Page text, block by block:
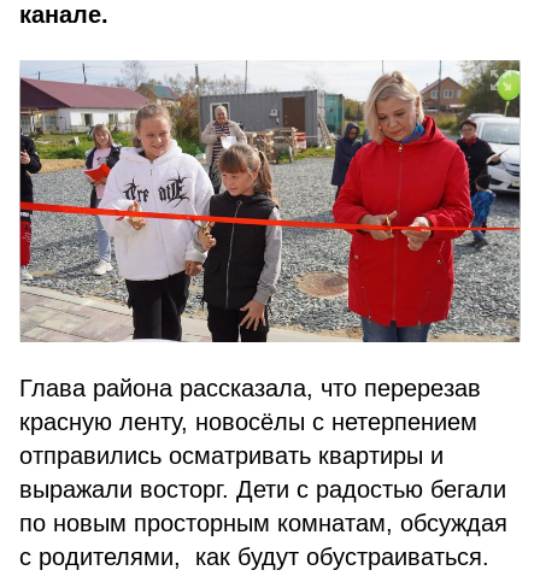
канале.
Глава района рассказала, что перерезав
красную ленту, новосёлы с нетерпением
отправились осматривать квартиры и
выражали восторг. Дети с радостью бегали
по новым просторным комнатам, обсуждая
с родителями, как будут обустраиваться.